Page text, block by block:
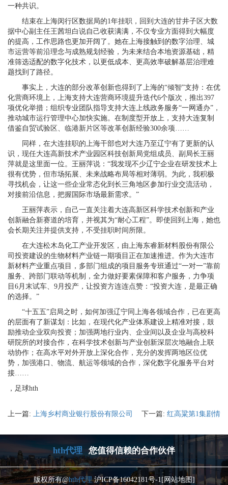
一种共识。
结束在上海闵行区数据局的1年挂职，回到大连的甘井子区大数
据中心副主任王茜坦白说自己收获满满，不仅专业方面得到大幅度
的提高，工作思路也更加开阔了。她在上海接触到的数字治理、城
市运营等前沿理念与成熟规划经验，为未来结合本地资源基础，精
准筛选适配的数字化技术，以更低成本、更高效率破解基层治理难
题找到了路径。
事实上，大连的部分改革创新也得到了上海的“倾智”支持：在优
化营商环境上，上海支持大连营商环境提升迭代6个版次，推出397
项优化举措；组织专业团队指导支持大连上线政务服务“一网通办”，
推动城市运行管理中心加快实施。在制度型开放上，支持大连复制
借鉴自贸试验区、临港新片区等改革创新经验300余项……
同样，在大连挂职的上海干部也对大连乃至辽宁有了更新的认
识，现任大连高新技术产业园区科技创新局党组成员、副局长王丽
萍就是这里面一位。王丽萍说：“我发现不少辽宁企业在研发技术上
很有优势，但市场拓展、未来战略布局等相对薄弱。为此，我积极
寻找机会，让这一些企业常态化到长三角地区参加行业交流活动，
对接前沿信息，把握国际市场最新需求。”
王丽萍表示，自己一直关注着大连高新区科学技术创新和产业
创新融合新赛道的培育，并视其为“耐心工程”。即使回到上海，她也
会长期关注并提供支持，不受挂职时间所限。
在大连松木岛化工产业开发区，由上海东睿新材料股份有限公
司投资建设的生物材料产业链一期项目正在加速推进。作为大连市
新材料产业重点项目，多部门组成的项目服务专班通过“一对一”靠前
服务、跨部门联动等机制，全力做好要素保障和客户服务，力争项
目6月末试车、9月投产，让投资方连连点赞：“投资大连，是最正确
的选择。”
“十五五”启局之时，如何加强辽宁同上海各领域合作，已在更高
的层面有了新谋划：比如，在现代化产业体系建设上精准对接，鼓
励推动企业双向投资；加强两地行业内、企业间以及企业与高校科
研院所的对接合作，在科学技术创新与产业创新深层次地融合上联
动协作；在高水平对外开放上深化合作，充分的发挥两地区位优
势，加强港口、物流、航运等领域的合作，深化数字化服务平台对
接……
，足球hth
上一篇: 上海乡村商业银行股份有限公司 下一篇: 红高粱第1集剧情
hth代理 您值得信赖的合作伙伴
版权所有@hth代理 沪ICP备16042181号-1[网站地图]